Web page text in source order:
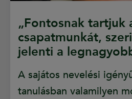
„Fontosnak tartjuk
csapatmunkát,
jelenti a
A sajátos nevelési
tanulásban valamilyen